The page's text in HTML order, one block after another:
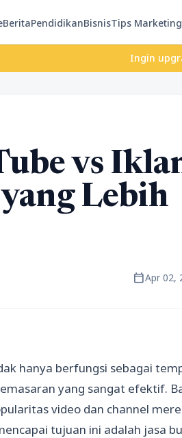
BeritaPendidikanBisnisTips Marketing
Ingin upgrade skill
vs
Lebih
calendar_todayApr 02,
hanya berfungsi sebagai
yang sangat efektif.
video dan channel
tujuan ini adalah jasa